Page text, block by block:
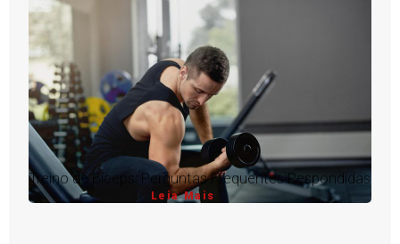
Treino de Bíceps: Perguntas Frequentes Respondidas
Leia Mais